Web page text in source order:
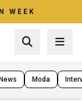
WEEK
Moda